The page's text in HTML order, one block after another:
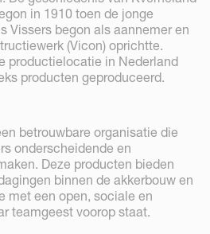
in 1910 toen de jonge
Vissers begon als aannemer en
(Vicon) oprichtte.
productielocatie in Nederland
producten geproduceerd.
betrouwbare organisatie die
onderscheidende en
Deze producten bieden
binnen de akkerbouw en
met een open, sociale en
teamgeest voorop staat.